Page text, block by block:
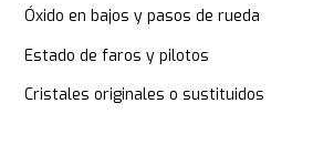
Óxido en bajos y pasos de rueda
Estado de faros y pilotos
Cristales originales o sustituidos